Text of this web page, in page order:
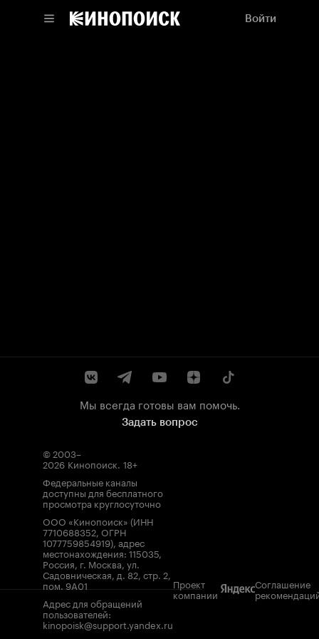
Войти
Мы всегда готовы вам помочь.
Задать вопрос
© 2003–
2026 Кинопоиск. 18+
Федеральные каналы
доступны для бесплатного
просмотра круглосуточно
ООО «Кинопоиск» (ИНН
7710688352, ОГРН
1077759854919), адрес
местонахождения: 115035,
Россия, г. Москва, ул.
Садовническая, д. 82, стр. 2,
пом. 9А01
Адрес для обращений
пользователей:
kinopoisk@support.yandex.ru
Проект
компании
Соглашение